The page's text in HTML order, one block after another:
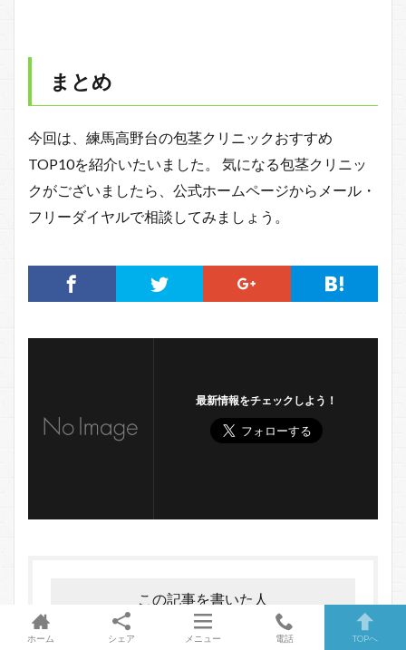
まとめ
今回は、練馬高野台の包茎クリニックおすすめ
TOP10を紹介いたいました。 気になる包茎クリニッ
クがございましたら、公式ホームページからメール・
フリーダイヤルで相談してみましょう。
最新情報をチェックしよう！
この記事を書いた人
ホーム シェア メニュー 電話 TOPへ